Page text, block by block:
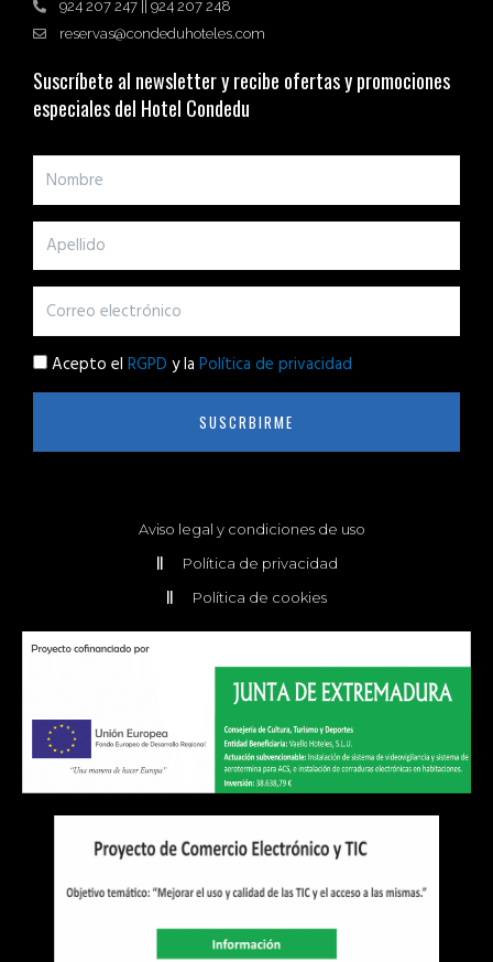
924 207 247 || 924 207 248
reservas@condeduhoteles.com
Suscríbete al newsletter y recibe ofertas y promociones
especiales del Hotel Condedu
Acepto el RGPD y la Política de privacidad
SUSCRBIRME
Aviso legal y condiciones de uso
Política de privacidad
Política de cookies